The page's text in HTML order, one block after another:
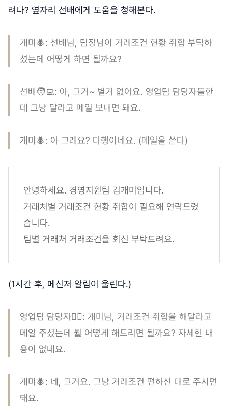
려나? 옆자리 선배에게 도움을 청해본다.
개미🐜: 선배님, 팀장님이 거래조건 현황 취합 부탁하
셨는데 어떻게 하면 될까요?
선배🧑‍💻: 아, 그거~ 별거 없어요. 영업팀 담당자들한
테 그냥 달라고 메일 보내면 돼요.
개미🐜: 아 그래요? 다행이네요. (메일을 쓴다)
안녕하세요. 경영지원팀 김개미입니다.
거래처별 거래조건 현황 취합이 필요해 연락드렸
습니다.
팀별 거래처 거래조건을 회신 부탁드려요.
(1시간 후, 메신저 알림이 울린다.)
영업팀 담당자🤷‍♀️: 개미님, 거래조건 취합을 해달라고
메일 주셨는데 뭘 어떻게 해드리면 될까요? 자세한 내
용이 없네요.
개미🐜: 네, 그거요. 그냥 거래조건 편하신 대로 주시면
돼요.